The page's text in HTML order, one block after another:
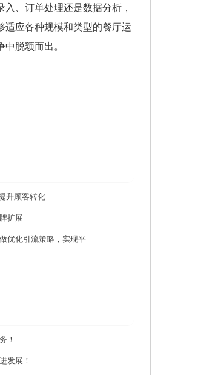
、订单处理还是数据分析，
适应各种规模和类型的餐厅运
脱颖而出。
升顾客转化
扩展
优化引流策略，实现平
！
发展！